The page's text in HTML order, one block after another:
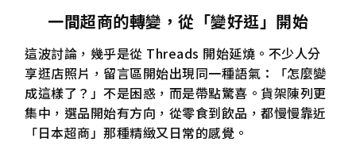
一間超商的轉變，從「變好逛」開始
這波討論，幾乎是從 Threads 開始延燒。不少人分
享逛店照片，留言區開始出現同一種語氣：「怎麼變
成這樣了？」不是困惑，而是帶點驚喜。貨架陳列更
集中，選品開始有方向，從零食到飲品，都慢慢靠近
「日本超商」那種精緻又日常的感覺。